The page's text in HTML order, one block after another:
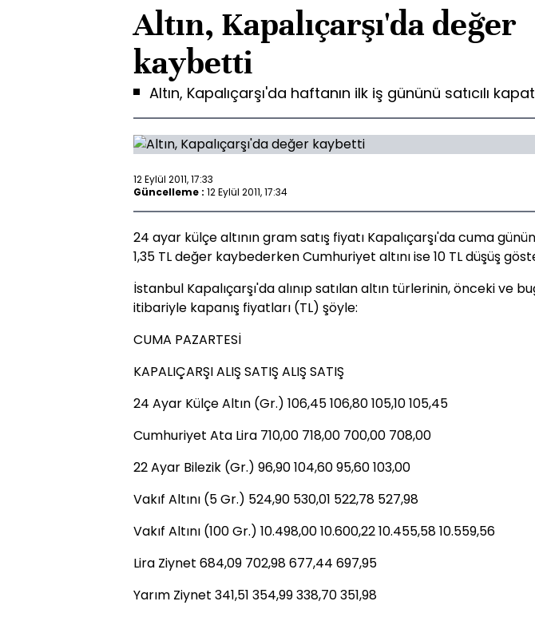
Altın, Kapalıçarşı'da değer
kaybetti
Altın, Kapalıçarşı'da haftanın ilk iş gününü satıcılı
12 Eylül 2011, 17:33
Güncelleme : 12 Eylül 2011, 17:34
24 ayar külçe altının gram satış fiyatı Kapalıçarşı'da cuma
1,35 TL değer kaybederken Cumhuriyet altını ise 10 TL düşüş
İstanbul Kapalıçarşı'da alınıp satılan altın türlerinin, önceki ve
itibariyle kapanış fiyatları (TL) şöyle:
CUMA PAZARTESİ
KAPALIÇARŞI ALIŞ SATIŞ ALIŞ SATIŞ
24 Ayar Külçe Altın (Gr.) 106,45 106,80 105,10 105,45
Cumhuriyet Ata Lira 710,00 718,00 700,00 708,00
22 Ayar Bilezik (Gr.) 96,90 104,60 95,60 103,00
Vakıf Altını (5 Gr.) 524,90 530,01 522,78 527,98
Vakıf Altını (100 Gr.) 10.498,00 10.600,22 10.455,58 10.559,56
Lira Ziynet 684,09 702,98 677,44 697,95
Yarım Ziynet 341,51 354,99 338,70 351,98